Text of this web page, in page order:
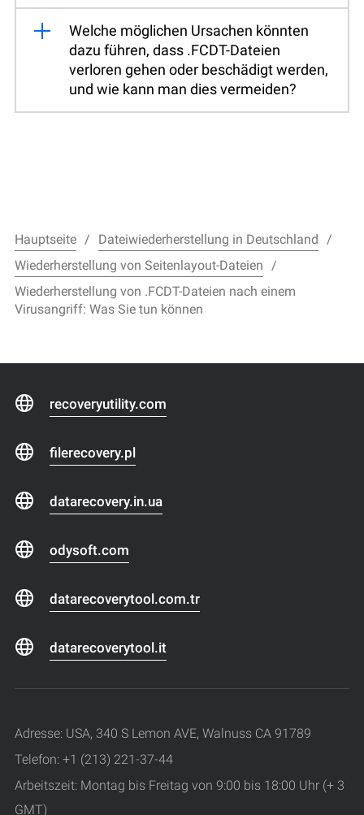
Welche möglichen Ursachen könnten
dazu führen, dass .FCDT-Dateien
verloren gehen oder beschädigt werden,
und wie kann man dies vermeiden?
Hauptseite
Dateiwiederherstellung in Deutschland
Wiederherstellung von Seitenlayout-Dateien
Wiederherstellung von .FCDT-Dateien nach einem
Virusangriff: Was Sie tun können
recoveryutility.com
filerecovery.pl
datarecovery.in.ua
odysoft.com
datarecoverytool.com.tr
datarecoverytool.it
Adresse: USA, 340 S Lemon AVE, Walnuss CA 91789
Telefon: +1 (213) 221-37-44
Arbeitszeit: Montag bis Freitag von 9:00 bis 18:00 Uhr (+ 3
GMT)